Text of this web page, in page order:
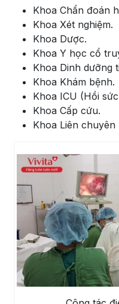
Khoa Chẩn đoán
Khoa Xét nghiệm.
Khoa Dược.
Khoa Y học cổ
Khoa Dinh dưỡng
Khoa Khám bệnh.
Khoa ICU (Hồi
Khoa Cấp cứu.
Khoa Liên chuyên